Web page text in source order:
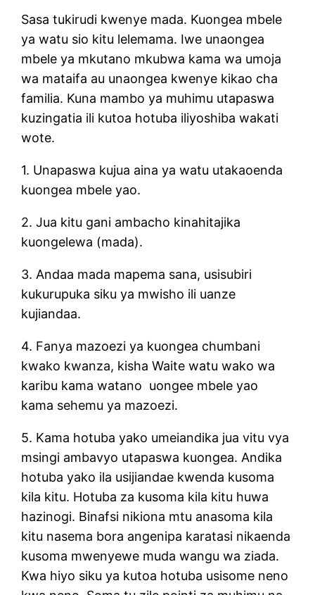
Sasa tukirudi kwenye mada. Kuongea mbele
ya watu sio kitu lelemama. Iwe unaongea
mbele ya mkutano mkubwa kama wa umoja
wa mataifa au unaongea kwenye kikao cha
familia. Kuna mambo ya muhimu utapaswa
kuzingatia ili kutoa hotuba iliyoshiba wakati
wote.
1. Unapaswa kujua aina ya watu utakaoenda
kuongea mbele yao.
2. Jua kitu gani ambacho kinahitajika
kuongelewa (mada).
3. Andaa mada mapema sana, usisubiri
kukurupuka siku ya mwisho ili uanze
kujiandaa.
4. Fanya mazoezi ya kuongea chumbani
kwako kwanza, kisha Waite watu wako wa
karibu kama watano uongee mbele yao
kama sehemu ya mazoezi.
5. Kama hotuba yako umeiandika jua vitu vya
msingi ambavyo utapaswa kuongea. Andika
hotuba yako ila usijiandae kwenda kusoma
kila kitu. Hotuba za kusoma kila kitu huwa
hazinogi. Binafsi nikiona mtu anasoma kila
kitu nasema bora angenipa karatasi nikaenda
kusoma mwenyewe muda wangu wa ziada.
Kwa hiyo siku ya kutoa hotuba usisome neno